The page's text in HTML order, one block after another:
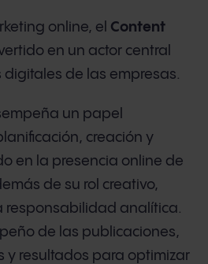
online, el Content
en un actor central
de las empresas.
un papel
creación y
en la presencia online de
de su rol creativo,
responsabilidad analítica.
de las publicaciones,
y resultados para optimizar